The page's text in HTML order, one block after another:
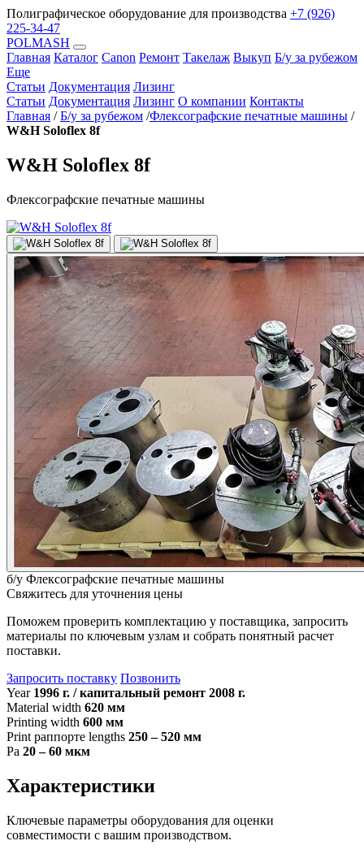
Полиграфическое оборудование для производства +7 (926)
225-34-47
POLMASH
Главная Каталог Canon Ремонт Такелаж Выкуп Б/у за рубежом
Еще
Статьи Документация Лизинг
Статьи Документация Лизинг О компании Контакты
Главная / Б/у за рубежом /Флексографские печатные машины /
W&H Soloflex 8f
W&H Soloflex 8f
Флексографские печатные машины
б/у Флексографские печатные машины
Свяжитесь для уточнения цены
Поможем проверить комплектацию у поставщика, запросить
материалы по ключевым узлам и собрать понятный расчет
поставки.
Запросить поставку Позвонить
Year 1996 г. / капитальный ремонт 2008 г.
Material width 620 мм
Printing width 600 мм
Print раппорте lengths 250 – 520 мм
Pa 20 – 60 мкм
Характеристики
Ключевые параметры оборудования для оценки
совместимости с вашим производством.